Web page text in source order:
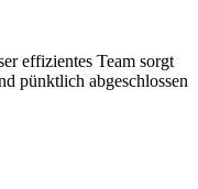
effizientes Team sorgt
pünktlich abgeschlossen